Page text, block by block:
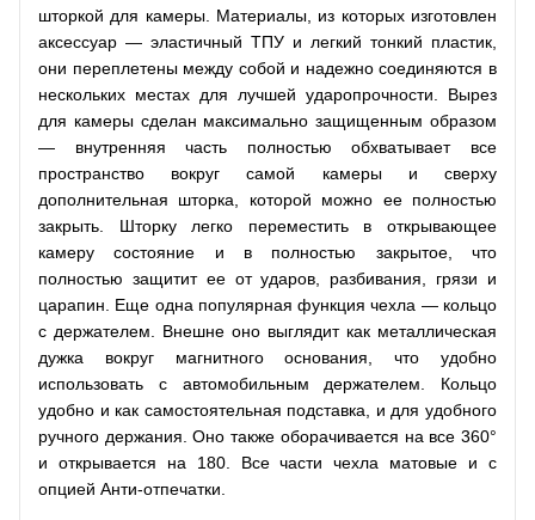
шторкой для камеры. Материалы, из которых изготовлен
аксессуар — эластичный ТПУ и легкий тонкий пластик,
они переплетены между собой и надежно соединяются в
нескольких местах для лучшей ударопрочности. Вырез
для камеры сделан максимально защищенным образом
— внутренняя часть полностью обхватывает все
пространство вокруг самой камеры и сверху
дополнительная шторка, которой можно ее полностью
закрыть. Шторку легко переместить в открывающее
камеру состояние и в полностью закрытое, что
полностью защитит ее от ударов, разбивания, грязи и
царапин. Еще одна популярная функция чехла — кольцо
с держателем. Внешне оно выглядит как металлическая
дужка вокруг магнитного основания, что удобно
использовать с автомобильным держателем. Кольцо
удобно и как самостоятельная подставка, и для удобного
ручного держания. Оно также оборачивается на все 360°
и открывается на 180. Все части чехла матовые и с
опцией Анти-отпечатки.